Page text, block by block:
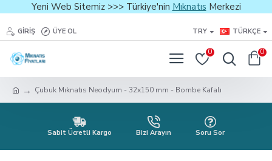
Yeni Web Sitemiz >>> Türkiye'nin Mıknatıs Merkezi
GIRIŞ ÜYE OL TRY TÜRKÇE
0 0
Çubuk Mıknatıs Neodyum - 32x150 mm - Bombe Kafalı
Sabit Ücretli Kargo Bizi Arayın Soru Sor